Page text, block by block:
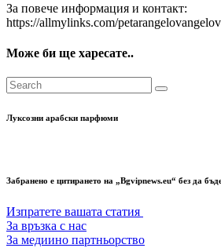
За повече информация и контакт:
https://allmylinks.com/petarangelovangelov
Може би ще харесате..
Луксозни арабски парфюми
Забранено е цитирането на „Bgvipnews.eu“ без да
Изпратете вашата статия
За връзка с нас
За медиино партньорство